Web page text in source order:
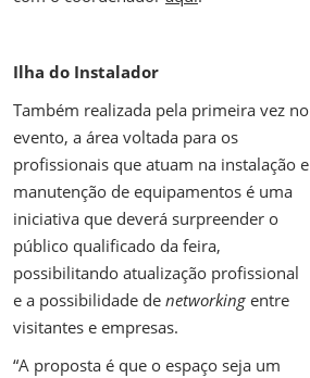
Ilha do Instalador
Também realizada pela primeira vez no
evento, a área voltada para os
profissionais que atuam na instalação e
manutenção de equipamentos é uma
iniciativa que deverá surpreender o
público qualificado da feira,
possibilitando atualização profissional
e a possibilidade de networking entre
visitantes e empresas.
“A proposta é que o espaço seja um